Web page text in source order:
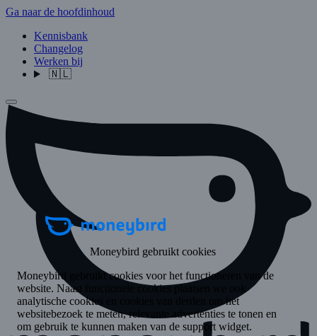
Ga naar de hoofdinhoud
Kennisbank
Changelog
Werken bij
🇳🇱